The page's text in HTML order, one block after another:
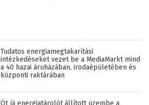
Tudatos energiamegtakarítási
intézkedéseket vezet be a MediaMarkt mind
a 40 hazai áruházában, irodaépületében és
központi raktárában
Öt új energiatárolót állított üzembe a